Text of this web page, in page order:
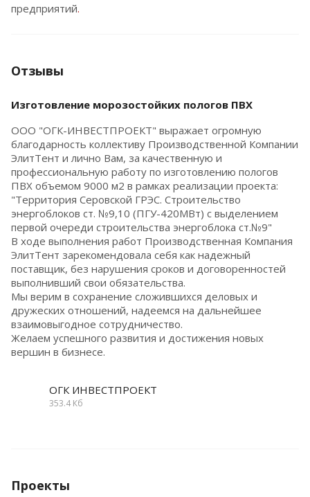
предприятий.
Отзывы
Изготовление морозостойких пологов ПВХ
ООО "ОГК-ИНВЕСТПРОЕКТ" выражает огромную
благодарность коллективу Производственной Компании
ЭлитТент и лично Вам, за качественную и
профессиональную работу по изготовлению пологов
ПВХ объемом 9000 м2 в рамках реализации проекта:
"Территория Серовской ГРЭС. Строительство
энергоблоков ст. №9,10 (ПГУ-420МВт) с выделением
первой очереди строительства энергоблока ст.№9"
В ходе выполнения работ Производственная Компания
ЭлитТент зарекомендовала себя как надежный
поставщик, без нарушения сроков и договоренностей
выполнивший свои обязательства.
Мы верим в сохранение сложившихся деловых и
дружеских отношений, надеемся на дальнейшее
взаимовыгодное сотрудничество.
Желаем успешного развития и достижения новых
вершин в бизнесе.
ОГК ИНВЕСТПРОЕКТ
353.4 Кб
Проекты